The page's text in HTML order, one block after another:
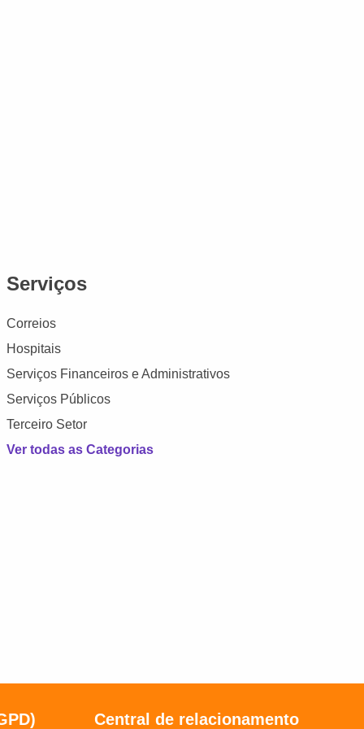
Serviços
Correios
Hospitais
Serviços Financeiros e Administrativos
Serviços Públicos
Terceiro Setor
Ver todas as Categorias
Central de relacionamento